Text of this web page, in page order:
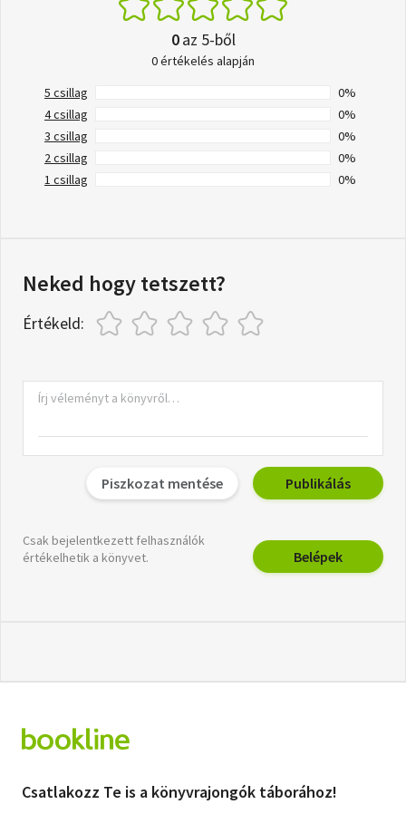
0az 5-ből
0 értékelés alapján
5 csillag
0%
4 csillag
0%
3 csillag
0%
2 csillag
0%
1 csillag
0%
Neked hogy tetszett?
Értékeld:
Piszkozat mentése Publikálás
Csak bejelentkezett felhasználók
értékelhetik a könyvet.
Belépek
Csatlakozz Te is a könyvrajongók táborához!